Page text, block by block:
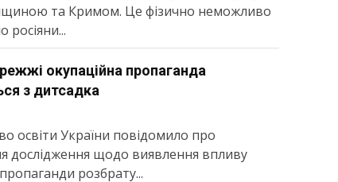
та Кримом. Це фізично неможливо
росіяни...
окупаційна пропаганда
з дитсадка
освіти України повідомило про
дослідження щодо виявлення впливу
пропаганди розбрату...